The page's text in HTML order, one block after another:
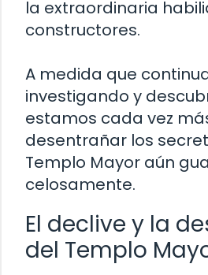
la extraordinaria
constructores.
A medida que
investigando y
estamos cada vez
desentrañar los
Templo Mayor aún
celosamente.
El declive y la
del Templo